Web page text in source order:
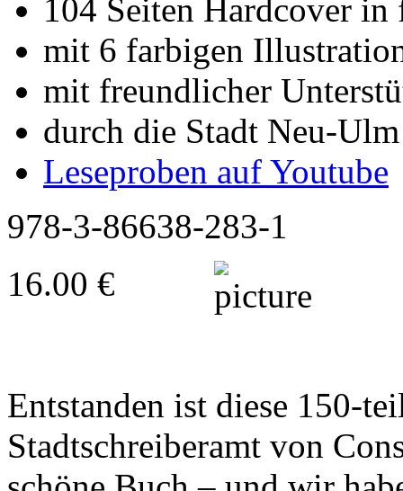
104 Seiten Hardcover
mit 6 farbigen
mit freundlicher
durch die Stadt Neu-Ulm
Leseproben auf Youtube
978-3-86638-283-1
16.00 €
Entstanden ist diese 150-
Stadtschreiberamt von